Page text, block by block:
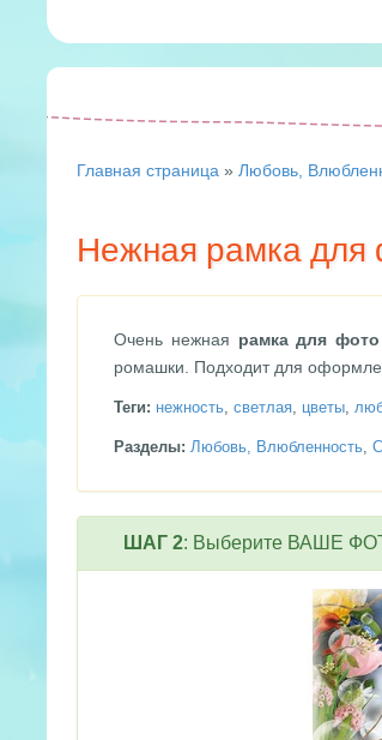
Главная страница » Любовь,
Нежная рамка для
Очень нежная рамка для
ромашки. Подходит для
Теги: нежность, светлая, цветы,
Разделы: Любовь, Влюбленность,
ШАГ 2: Выберите ВАШЕ